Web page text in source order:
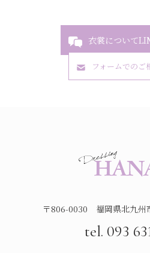
衣裳について
フォームでのご
〒806-0030 福岡県北九州
tel. 093